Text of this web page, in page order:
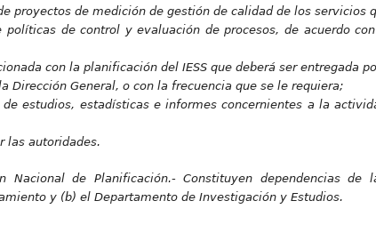
proyectos de medición de gestión de calidad de los servicios
políticas de control y evaluación de procesos, de acuerdo
con la planificación del IESS que deberá ser entregada
Dirección General, o con la frecuencia que se le requiera;
estudios, estadísticas e informes concernientes a la
las autoridades.
Nacional de Planificación.-Constituyen dependencias de
y (b) el Departamento de Investigación y Estudios.